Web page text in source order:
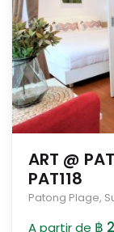
ART @
PAT118
Patong Plage,
A partir de ฿